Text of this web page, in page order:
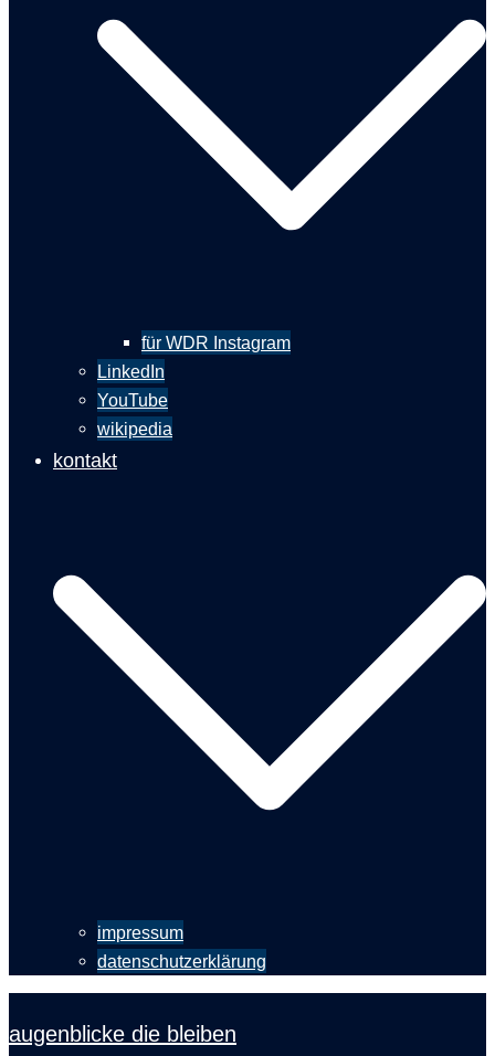
für WDR Instagram
LinkedIn
YouTube
wikipedia
kontakt
impressum
datenschutzerklärung
augenblicke die bleiben